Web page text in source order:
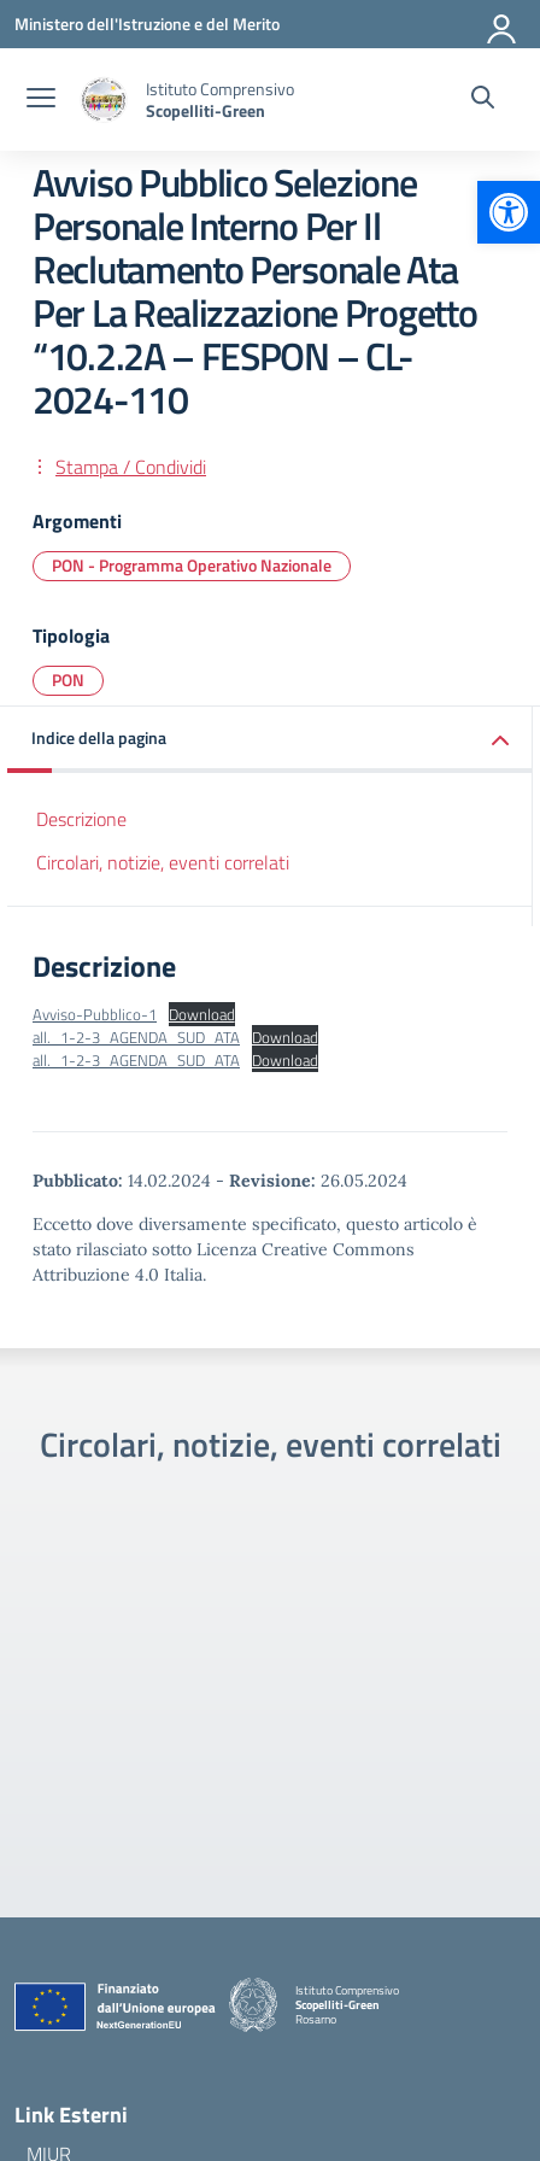
Vai ai contenuti
Vai al menu di navigazione
Vai al footer
Ministero dell'Istruzione e del Merito
Istituto Comprensivo
Scopelliti-Green
Avviso Pubblico Selezione
Personale Interno Per Il
Reclutamento Personale Ata
Per La Realizzazione Progetto
“10.2.2A – FESPON – CL-
2024-110
Stampa / Condividi
Argomenti
PON - Programma Operativo Nazionale
Tipologia
PON
Indice della pagina
Descrizione
Circolari, notizie, eventi correlati
Descrizione
Avviso-Pubblico-1
Download
all._1-2-3_AGENDA_SUD_ATA Download
all._1-2-3_AGENDA_SUD_ATA Download
Pubblicato: 14.02.2024 - Revisione: 26.05.2024
Eccetto dove diversamente specificato, questo articolo è
stato rilasciato sotto Licenza Creative Commons
Attribuzione 4.0 Italia.
Circolari, notizie, eventi correlati
Istituto Comprensivo
Scopelliti-Green
Rosarno
Link Esterni
MIUR